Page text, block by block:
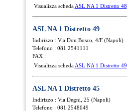
Visualizza scheda ASL NA 1 Distretto 48
ASL NA 1 Distretto 49
Indirizzo : Via Don Bosco, 4/F (Napoli)
Telefono : 081 2541111
FAX :
Visualizza scheda ASL NA 1 Distretto 49
ASL NA 1 Distretto 45
Indirizzo : Via Degni, 25 (Napoli)
Telefono : 081 2548049